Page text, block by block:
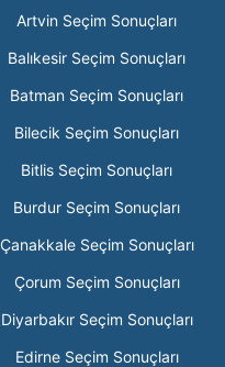
Artvin Seçim Sonuçları
Balıkesir Seçim Sonuçları
Batman Seçim Sonuçları
Bilecik Seçim Sonuçları
Bitlis Seçim Sonuçları
Burdur Seçim Sonuçları
Çanakkale Seçim Sonuçları
Çorum Seçim Sonuçları
Diyarbakır Seçim Sonuçları
Edirne Seçim Sonuçları